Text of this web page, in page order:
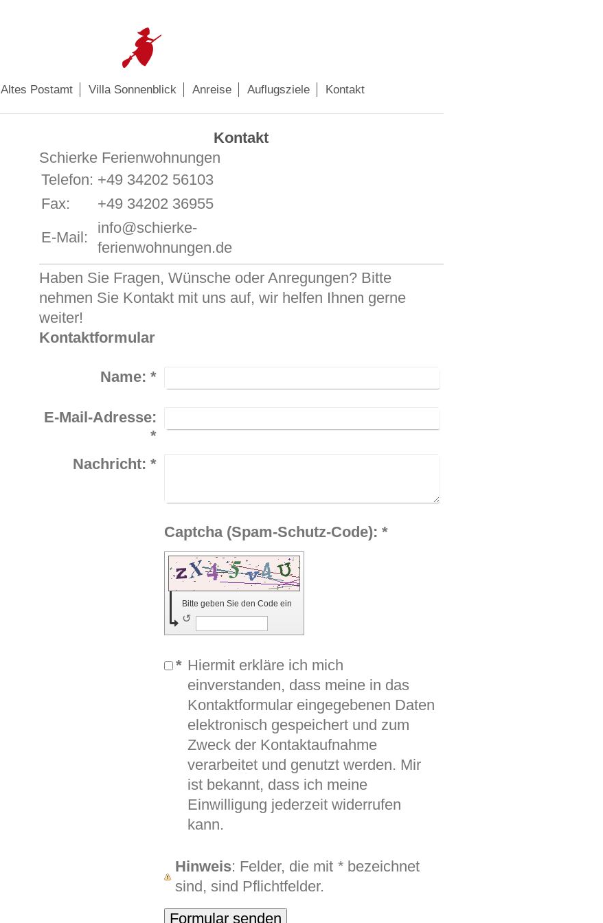
Altes Postamt Villa Sonnenblick Anreise Auflugsziele Kontakt
Kontakt
Schierke Ferienwohnungen
Telefon: +49 34202 56103
Fax:
+49 34202 36955
E-Mail:
info@schierke-
ferienwohnungen.de
Haben Sie Fragen, Wünsche oder Anregungen? Bitte
nehmen Sie Kontakt mit uns auf, wir helfen Ihnen gerne
weiter!
Kontaktformular
Name: *
E-Mail-Adresse:
*
Nachricht: *
Captcha (Spam-Schutz-Code): *
Bitte geben Sie den Code ein
↺
* Hiermit erkläre ich mich
einverstanden, dass meine in das
Kontaktformular eingegebenen Daten
elektronisch gespeichert und zum
Zweck der Kontaktaufnahme
verarbeitet und genutzt werden. Mir
ist bekannt, dass ich meine
Einwilligung jederzeit widerrufen
kann.
Hinweis : Felder, die mit * bezeichnet
sind, sind Pflichtfelder.